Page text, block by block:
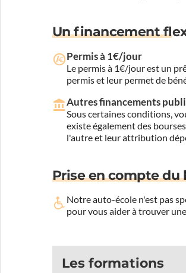
Un financement
Permis à 1€/jour
Le permis à 1€/jour est un
permis et leur permet de
Autres financements
Sous certaines conditions,
existe également des
l'autre et leur attribution
Prise en compte du
Notre auto-école n'est pas
pour vous aider à trouver
Les formations